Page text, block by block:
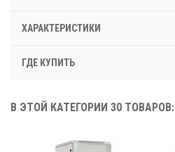
ХАРАКТЕРИСТИКИ
ГДЕ КУПИТЬ
В ЭТОЙ КАТЕГОРИИ 30 ТОВАРОВ: